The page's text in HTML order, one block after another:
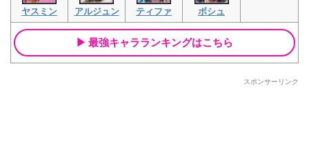
ヤスミン アルジュン ティファ ボシュ
最強キャラランキングはこちら
スポンサーリンク